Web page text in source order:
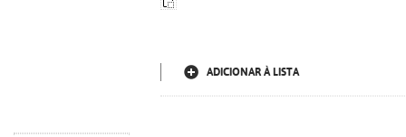
ADICIONAR À LISTA